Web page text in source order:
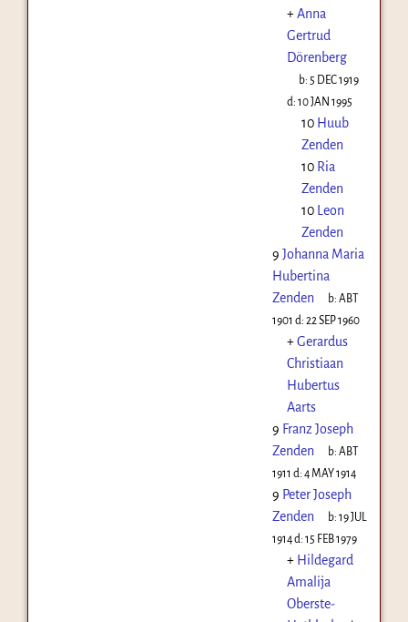
+Anna
Gertrud
Dörenberg
b: 5 DEC 1919
d: 10 JAN 1995
10 Huub
Zenden
10 Ria
Zenden
10 Leon
Zenden
9 Johanna Maria
Hubertina
Zenden
b:ABT
1901 d: 22 SEP 1960
+Gerardus
Christiaan
Hubertus
Aarts
9 Franz Joseph
Zenden
b:ABT
1911 d: 4 MAY 1914
9 Peter Joseph
Zenden
b:19 JUL
1914d: 15 FEB 1979
+ Hildegard
Amalija
Oberste-